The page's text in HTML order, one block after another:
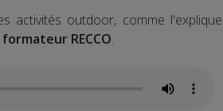
activités outdoor, comme l'explique
RECCO.